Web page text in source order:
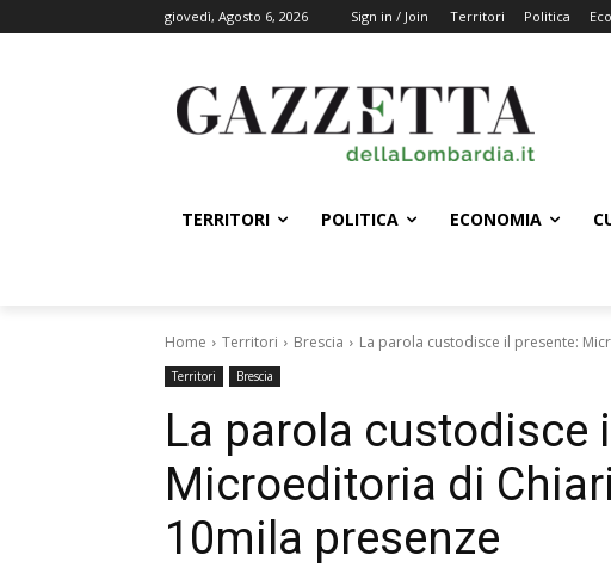
giovedì, Agosto 6, 2026 Sign in / Join Territori Politica
TERRITORI POLITICA ECONOMIA
Home Territori Brescia La parola custodisce il presente:
Territori Brescia
La parola custodisce
Microeditoria di
10mila presenze